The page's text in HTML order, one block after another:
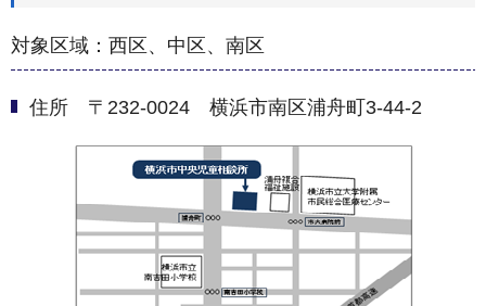
対象区域：西区、中区、南区
住所 〒232-0024 横浜市南区浦舟町3-44-2